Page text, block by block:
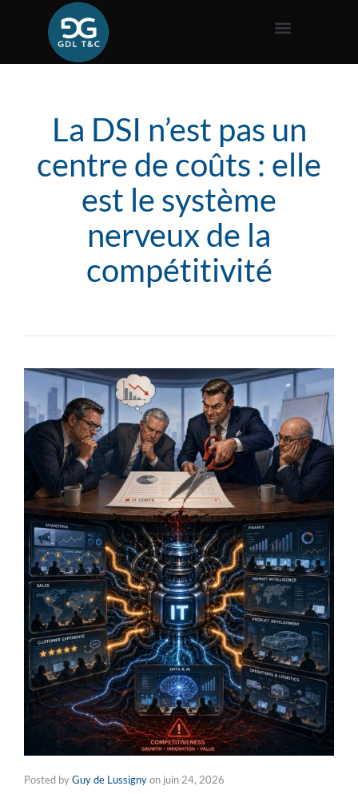
La DSI n’est pas un
centre de coûts : elle
est le système
nerveux de la
compétitivité
Posted byGuy de Lussignyon juin 24, 2026